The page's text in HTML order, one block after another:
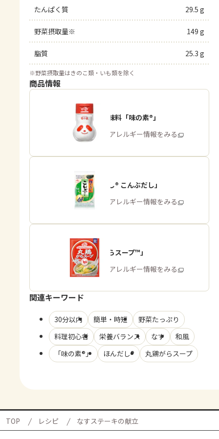
たんぱく質 29.5 g
野菜摂取量※ 149 g
脂質 25.3 g
※野菜摂取量はきのこ類・いも類を除く
商品情報
うま味調味料「味の素®」
商品・アレルギー情報をみる
「ほんだし® こんぶだし」
商品・アレルギー情報をみる
「丸鶏がらスープ™」
商品・アレルギー情報をみる
関連キーワード
30分以内 簡単・時短
野菜たっぷり
料理初心者
栄養バランス なす
和風
「味の素®」
ほんだし® 丸鶏がらスープ
TOP レシピ なすステーキの献立